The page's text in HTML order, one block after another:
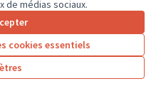
de médias sociaux.
cookies essentiels